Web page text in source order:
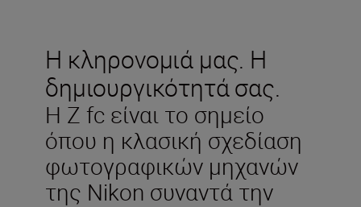
Η κληρονομιά μας. Η
δημιουργικότητά σας.
Η Z fc είναι το σημείο
όπου η κλασική σχεδίαση
φωτογραφικών μηχανών
της Nikon συναντά την